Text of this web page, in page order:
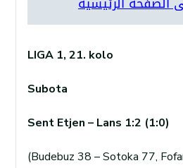
LIGA 1, 21. kolo
Subota
Sent Etjen – Lans 1:2 (1:0)
(Budebuz 38 – Sotoka 77,